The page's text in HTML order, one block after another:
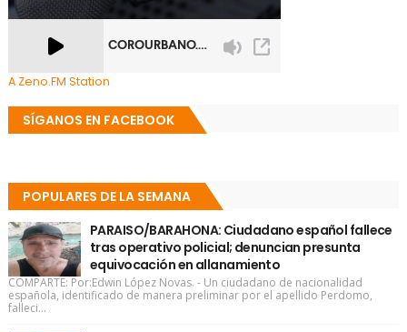
A Zeno.FM Station
SÍGANOS EN FACEBOOK
POPULARES DE LA SEMANA
PARAISO/BARAHONA: Ciudadano español fallece
tras operativo policial; denuncian presunta
equivocación en allanamiento
COMPARTE: Por:Edwin López Novas. - Un ciudadano de nacionalidad
española, identificado de manera preliminar por el apellido Perdomo,
falleci...